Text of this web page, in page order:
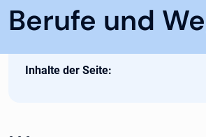
Berufe und
Inhalte der Seite: